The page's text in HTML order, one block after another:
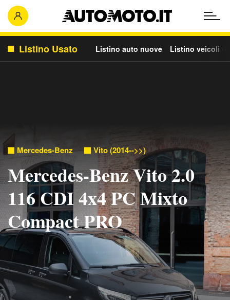
Listino Usato Listino auto nuove Listino veicoli
Mercedes-Benz Vito (2014-->>)
Mercedes-Benz Vito 2.0
116 CDI 4x4 PC Mixto
Compact PRO